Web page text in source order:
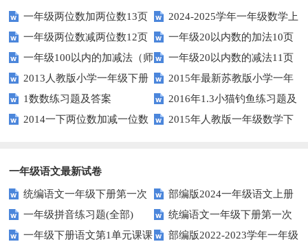
一年级两位数加两位数13页
2024-2025学年一年级数学上
册期末素养测评卷（考试版A4
人教版）
一年级两位数减两位数12页
一年级20以内数的加法10页
一年级100以内的加减法（师
版）
一年级20以内数的减法11页
2013人教版小学一年级下册
第三单元整理与复习（一）练习
题
2015年最新苏教版小学一年
级数学下册第一次月考试卷
1数数练习题及答案
2016年1.3小猫钓鱼练习题及
答案
2014一下两位数加减一位数
2015年人教版一年级数学下
一年级语文最新试卷
统编语文一年级下册第一次
月考测试题7
部编版2024一年级语文上册
第一单元检测卷
一年级拼音练习题(全部)
统编语文一年级下册第一次
月考测试题6
一年级下册语文第1单元课课
部编版2022-2023学年一年级